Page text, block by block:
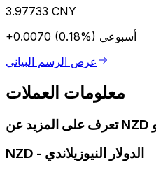
3.97733 CNY
+0.0070 (0.18%) أسبوعي
عرض الرسم البياني
معلومات العملات
NZD - الدولار النيوزيلاندي